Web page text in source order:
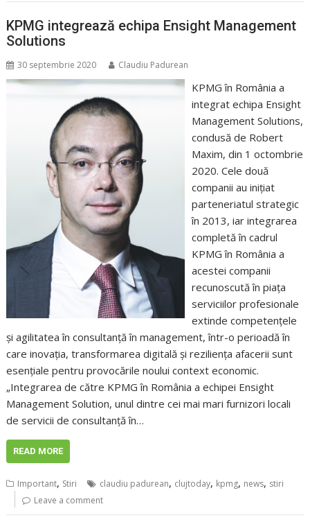
KPMG integrează echipa Ensight Management
Solutions
30 septembrie 2020 Claudiu Padurean
KPMG în România a
integrat echipa Ensight
Management Solutions,
condusă de Robert
Maxim, din 1 octombrie
2020. Cele două
companii au inițiat
parteneriatul strategic
în 2013, iar integrarea
completă în cadrul
KPMG în România a
acestei companii
recunoscută în piața
serviciilor profesionale
extinde competențele
și agilitatea în consultanță în management, într-o perioadă în
care inovația, transformarea digitală și reziliența afacerii sunt
esențiale pentru provocările noului context economic.
„Integrarea de către KPMG în România a echipei Ensight
Management Solution, unul dintre cei mai mari furnizori locali
de servicii de consultanță în…
READ MORE
Important, Stiri claudiu padurean, clujtoday, kpmg, news, stiri
Leave a comment